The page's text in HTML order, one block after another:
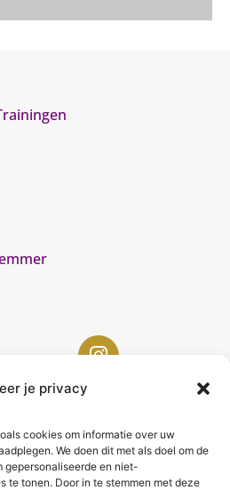
je privacy
cookies om informatie over uw
We doen dit met als doel om de
gepersonaliseerde en niet-
te tonen. Door in te stemmen met deze
Lelystad